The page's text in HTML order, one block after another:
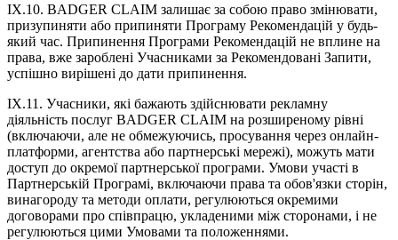
IX.10. BADGER CLAIM залишає за собою право змінювати,
призупиняти або припиняти Програму Рекомендацій у будь-
який час. Припинення Програми Рекомендацій не вплине на
права, вже зароблені Учасниками за Рекомендовані Запити,
успішно вирішені до дати припинення.
IX.11. Учасники, які бажають здійснювати рекламну
діяльність послуг BADGER CLAIM на розширеному рівні
(включаючи, але не обмежуючись, просування через онлайн-
платформи, агентства або партнерські мережі), можуть мати
доступ до окремої партнерської програми. Умови участі в
Партнерській Програмі, включаючи права та обов'язки сторін,
винагороду та методи оплати, регулюються окремими
договорами про співпрацю, укладеними між сторонами, і не
регулюються цими Умовами та положеннями.